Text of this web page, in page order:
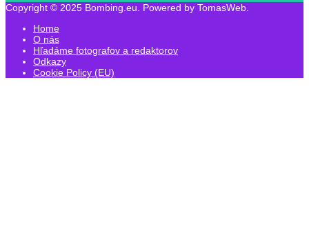
Copyright © 2025 Bombing.eu. Powered by TomasWeb.
Home
O nás
Hľadáme fotografov a redaktorov
Odkazy
Cookie Policy (EU)